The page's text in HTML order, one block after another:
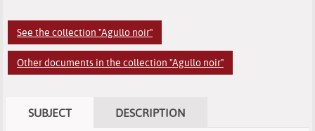
See the collection "Agullo noir"
Other documents in the collection "Agullo noir"
SUBJECT DESCRIPTION